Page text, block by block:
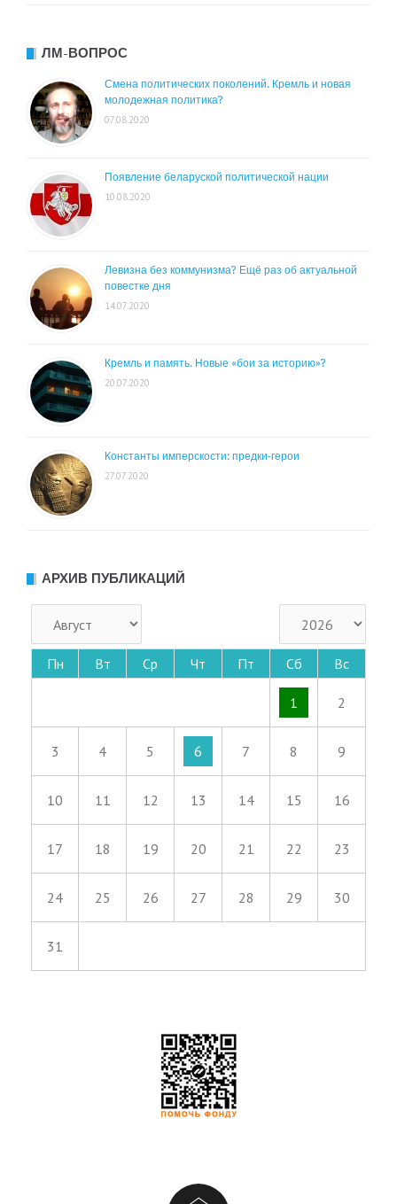
ЛМ-ВОПРОС
Смена политических поколений. Кремль и новая
молодежная политика?
07.08.2020
Появление беларуской политической нации
10.08.2020
Левизна без коммунизма? Ещё раз об актуальной
повестке дня
14.07.2020
Кремль и память. Новые «бои за историю»?
20.07.2020
Константы имперскости: предки-герои
27.07.2020
АРХИВ ПУБЛИКАЦИЙ
Пн Вт Ср Чт Пт Сб Вс
1 2
3 4 5 6 7 8 9
10 11 12 13 14 15 16
17 18 19 20 21 22 23
24 25 26 27 28 29 30
31